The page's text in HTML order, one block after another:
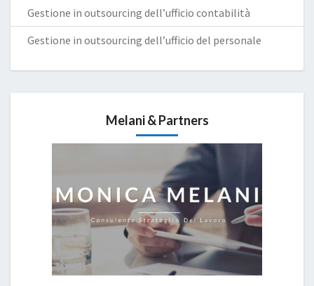
Gestione in outsourcing dell’ufficio contabilità
Gestione in outsourcing dell’ufficio del personale
Melani & Partners